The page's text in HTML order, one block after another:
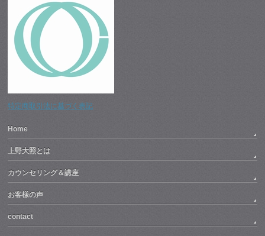
特定商取引法に基づく表記
Home
上野大照とは
カウンセリング＆講座
お客様の声
contact